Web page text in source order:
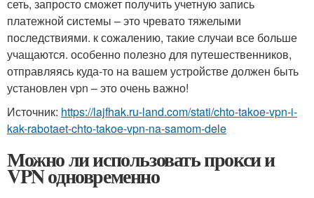
сеть, запросто сможет получить учетную запись
платежной системы – это чревато тяжелыми
последствиями. к сожалению, такие случаи все больше
учащаются. особенно полезно для путешественников,
отправляясь куда-то на вашем устройстве должен быть
установлен vpn – это очень важно!
Источник: https://lajfhak.ru-land.com/stati/chto-takoe-vpn-i-
kak-rabotaet-chto-takoe-vpn-na-samom-dele
Можно ли использовать прокси и
VPN одновременно